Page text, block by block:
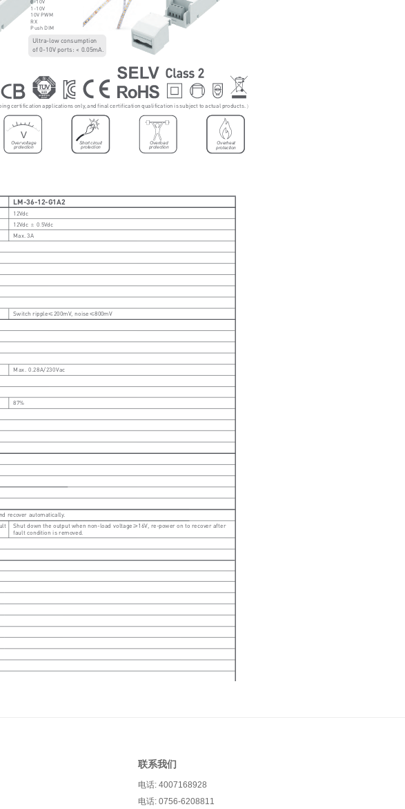
联系我们
电话: 4007168928
电话: 0756-6208811